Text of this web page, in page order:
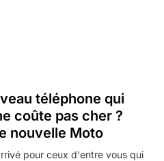
téléphone qui
coûte pas cher ?
nouvelle Moto
pour ceux d'entre vous qui